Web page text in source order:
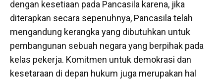
dengan kesetiaan pada Pancasila karena, jika
diterapkan secara sepenuhnya, Pancasila telah
mengandung kerangka yang dibutuhkan untuk
pembangunan sebuah negara yang berpihak pada
kelas pekerja. Komitmen untuk demokrasi dan
kesetaraan di depan hukum juga merupakan hal